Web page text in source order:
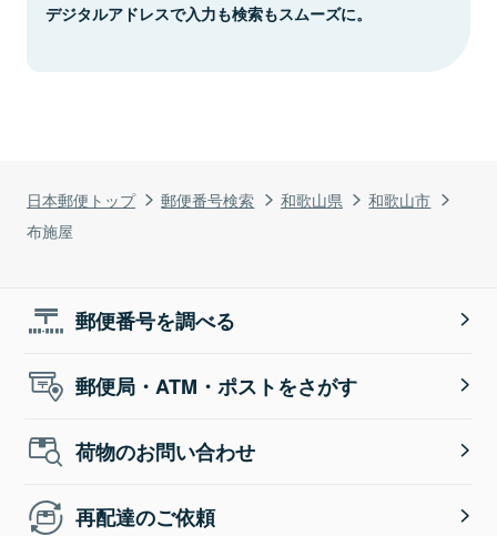
日本郵便トップ 郵便番号検索 和歌山県
和歌山市
布施屋
デジタルアドレスで入力も検索もスムーズに。
郵便番号を調べる
郵便局・ATM・ポストをさがす
荷物のお問い合わせ
再配達のご依頼